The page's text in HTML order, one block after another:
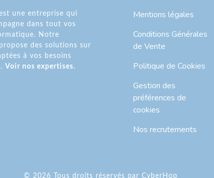
une entreprise qui
dans tout vos
Notre
des solutions sur
à vos besoins
Voir nos expertises.
Mentions légales
Conditions Générales
de Vente
Politique de Cookies
Gestion des
préférences de
cookies
Nos recrutements
© 2026 Tous droits réservés par CyberHop